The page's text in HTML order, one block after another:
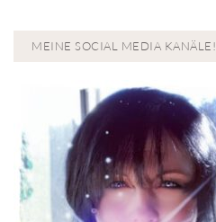
MEINE SOCIAL MEDIA KANÄLE!